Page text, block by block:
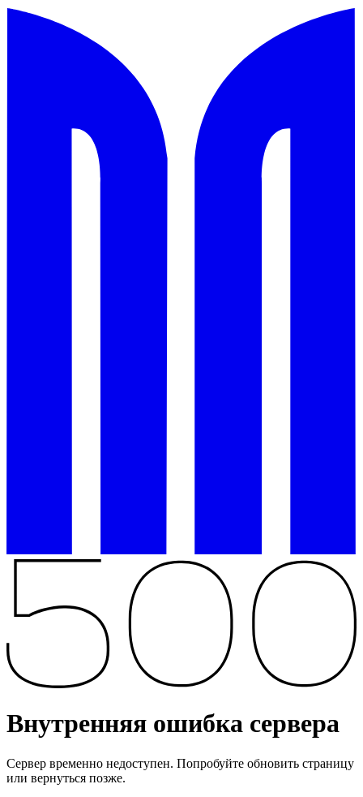
Внутренняя ошибка сервера
Сервер временно недоступен. Попробуйте обновить страницу
или вернуться позже.